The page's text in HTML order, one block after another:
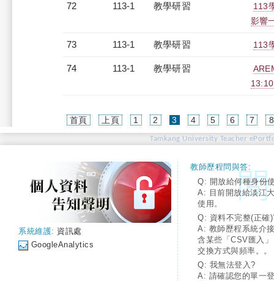
72 113-1 教學研習
113
影響
73 113-1 教學研習 113
74 113-1 教學研習
首頁 上頁 1 2 3 (current)
4 5 6 7 8
Tamkang University Teacher
系統維護: 資訊處
GoogleAnalytics
教師歷程問與答:
Q: 開放給何種身份
A: 目前開放給淡江
使用。
Q: 資料不完整(正確
A: 教師歷程系統介
含某些「CSV匯入
交換方式與頻率。。
Q: 我無法登入?
A: 請確認您的單一